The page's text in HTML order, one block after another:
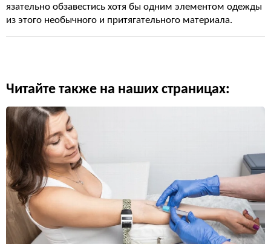
язательно обзавестись хотя бы одним элементом одежды
из этого необычного и притягательного материала.
Читайте также на наших страницах: